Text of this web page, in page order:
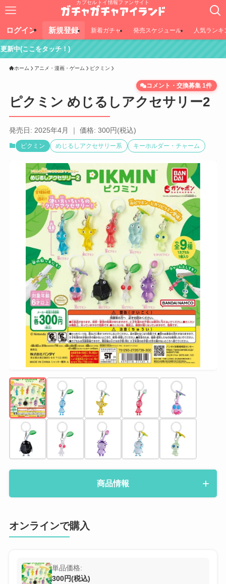
カプセルトイ情報ファンサイト
ログイン 新規登録 新着ガチャ 発売スケジュール 人気ランキ
チ！)
ホーム アニメ・漫画・ゲーム ピクミン
ピクミン めじるしアクセサリー2
コメント・交換募集 1件
発売日: 2025年4月 ｜ 価格: 300円(税込)
ピクミン めじるしアクセサリー系 キーホルダー・チャーム
商品情報
オンラインで購入
単品価格:
300円(税込)